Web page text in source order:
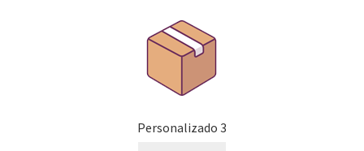
Personalizado 3